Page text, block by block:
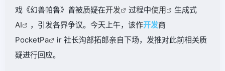
戏《幻兽帕鲁》曾被质疑在开发 过程中使用
生成式
AI
，引发各界争议。今天上午，该作开发商
PocketPa
ir 社长沟部拓郎亲自下场，发推对此前相关质
疑进行回应。